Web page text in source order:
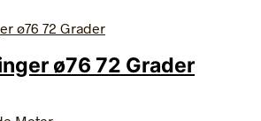
ø76 72 Grader